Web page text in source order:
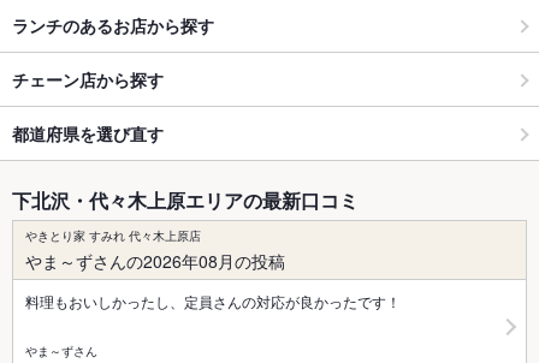
ランチのあるお店から探す
チェーン店から探す
都道府県を選び直す
下北沢・代々木上原エリアの最新口コミ
やきとり家 すみれ 代々木上原店
やま～ずさんの2026年08月の投稿
料理もおいしかったし、定員さんの対応が良かったです！
やま～ずさん